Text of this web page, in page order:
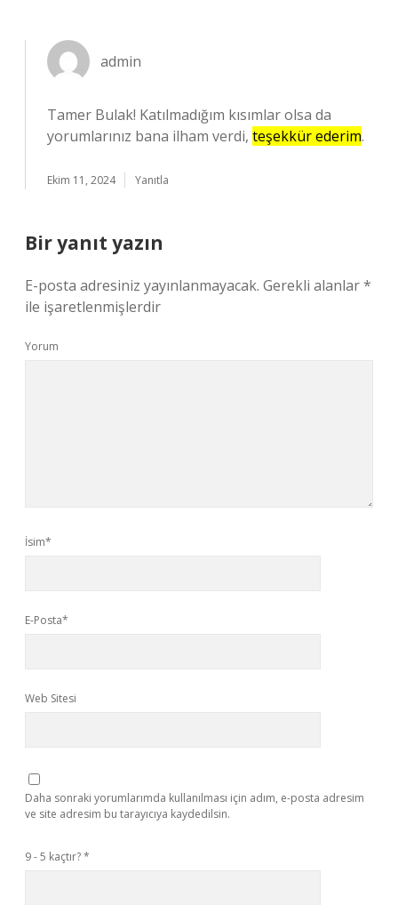
admin
Tamer Bulak! Katılmadığım kısımlar olsa da
yorumlarınız bana ilham verdi, teşekkür ederim.
Ekim 11, 2024 Yanıtla
Bir yanıt yazın
E-posta adresiniz yayınlanmayacak. Gerekli alanlar*
ile işaretlenmişlerdir
Yorum
İsim*
E-Posta*
Web Sitesi
Daha sonraki yorumlarımda kullanılması için adım, e-posta adresim
ve site adresim bu tarayıcıya kaydedilsin.
9 - 5 kaçtır?*